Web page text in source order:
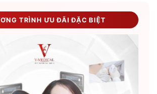
TRÌNH ƯU ĐÃI ĐẶC BIỆT